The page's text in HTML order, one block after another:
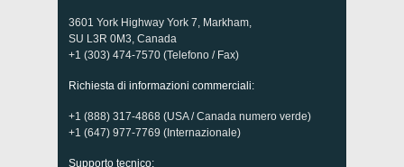
3601 York Highway York 7, Markham,
SU L3R 0M3, Canada
+1 (303) 474-7570 (Telefono / Fax)
Richiesta di informazioni commerciali:
+1 (888) 317-4868 (USA / Canada numero verde)
+1 (647) 977-7769 (Internazionale)
Supporto tecnico: